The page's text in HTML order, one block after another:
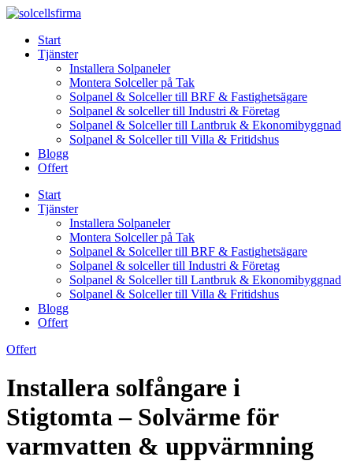
Skip
contentStart
Tjänster
Installera Solpaneler
Montera Solceller på Tak
Solpanel & Solceller till BRF & Fastighetsägare
Solpanel & solceller till Industri & Företag
Solpanel & Solceller till Lantbruk & Ekonomibyggnad
Solpanel & Solceller till Villa & Fritidshus
Blogg
Offert
Start
Tjänster
Installera Solpaneler
Montera Solceller på Tak
Solpanel & Solceller till BRF & Fastighetsägare
Solpanel & solceller till Industri & Företag
Solpanel & Solceller till Lantbruk & Ekonomibyggnad
Solpanel & Solceller till Villa & Fritidshus
Blogg
Offert
Offert
Installera solfångare i
Stigtomta – Solvärme för
varmvatten & uppvärmning